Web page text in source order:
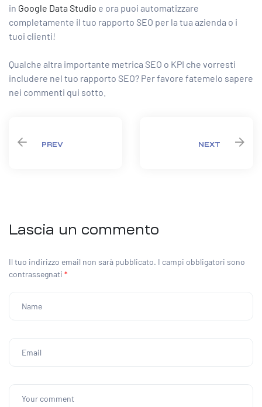
in Google Data Studio e ora puoi automatizzare
completamente il tuo rapporto SEO per la tua azienda o i
tuoi clienti!
Qualche altra importante metrica SEO o KPI che vorresti
includere nel tuo rapporto SEO? Per favore fatemelo sapere
nei commenti qui sotto.
PREV NEXT
Lascia un commento
Il tuo indirizzo email non sarà pubblicato. I campi obbligatori sono
contrassegnati *